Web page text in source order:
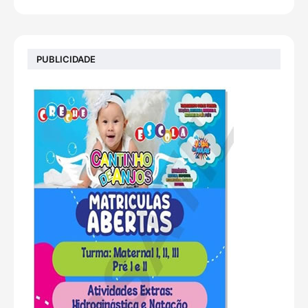
PUBLICIDADE